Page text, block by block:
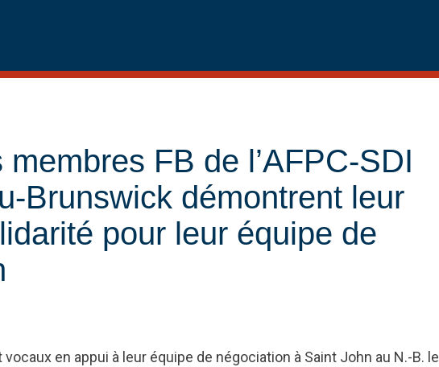
FB de l’AFPC-SDI
Brunswick démontrent leur
pour leur équipe de
en appui à leur équipe de négociation à Saint John au N.-B. le